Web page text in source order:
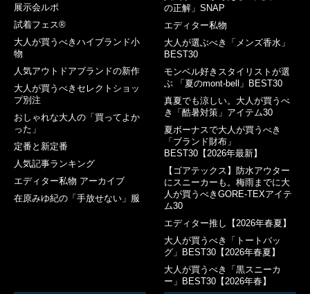
展示会ルポ
試着フェス®︎
大人が買うべきハイブランド小
物
人気アウトドアブランドの新作
大人が買うべきセレクトショッ
プ別注
おしゃれな大人の「買ってよか
った」
定番と新定番
人気記事ランキング
エディター私物 アーカイブ
在原みゆ紀の「手放せない」服
の正解」SNAP
エディター私物
大人が選ぶべき「メンズ香水」
BEST30
モンベル好きスタイリストが選
ぶ 「夏のmont-bell」BEST30
真夏でも涼しい。大人が買うべ
き「酷暑対策」アイテム30
夏ボーナスで大人が買うべき
「ブランド財布」
BEST30【2026年最新】
【ゴアテックス】防水アウター
にスニーカーも。梅雨までに大
人が買うべきGORE-TEXアイテ
ム30
エディター推し【2026年春夏】
大人が買うべき「トートバッ
グ」BEST30【2026年春夏】
大人が買うべき「黒スニーカ
ー」BEST30【2026年春】